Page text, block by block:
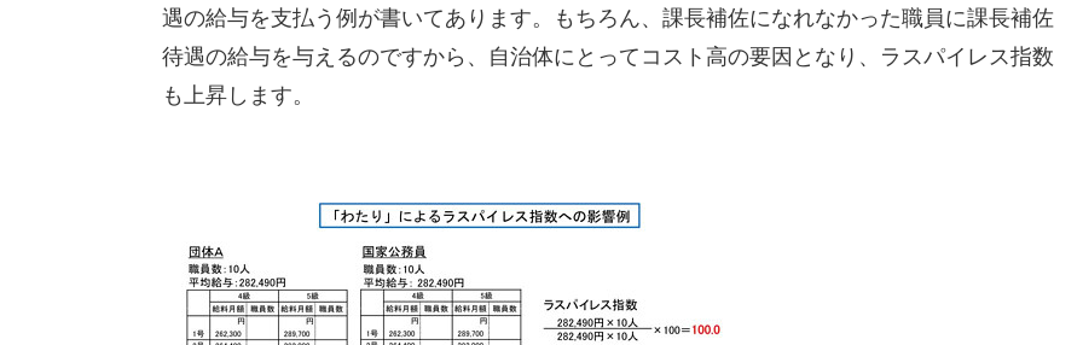
遇の給与を支払う例が書いてあります。もちろん、課長補佐になれなかった職員に課長補佐
待遇の給与を与えるのですから、自治体にとってコスト高の要因となり、ラスパイレス指数
も上昇します。